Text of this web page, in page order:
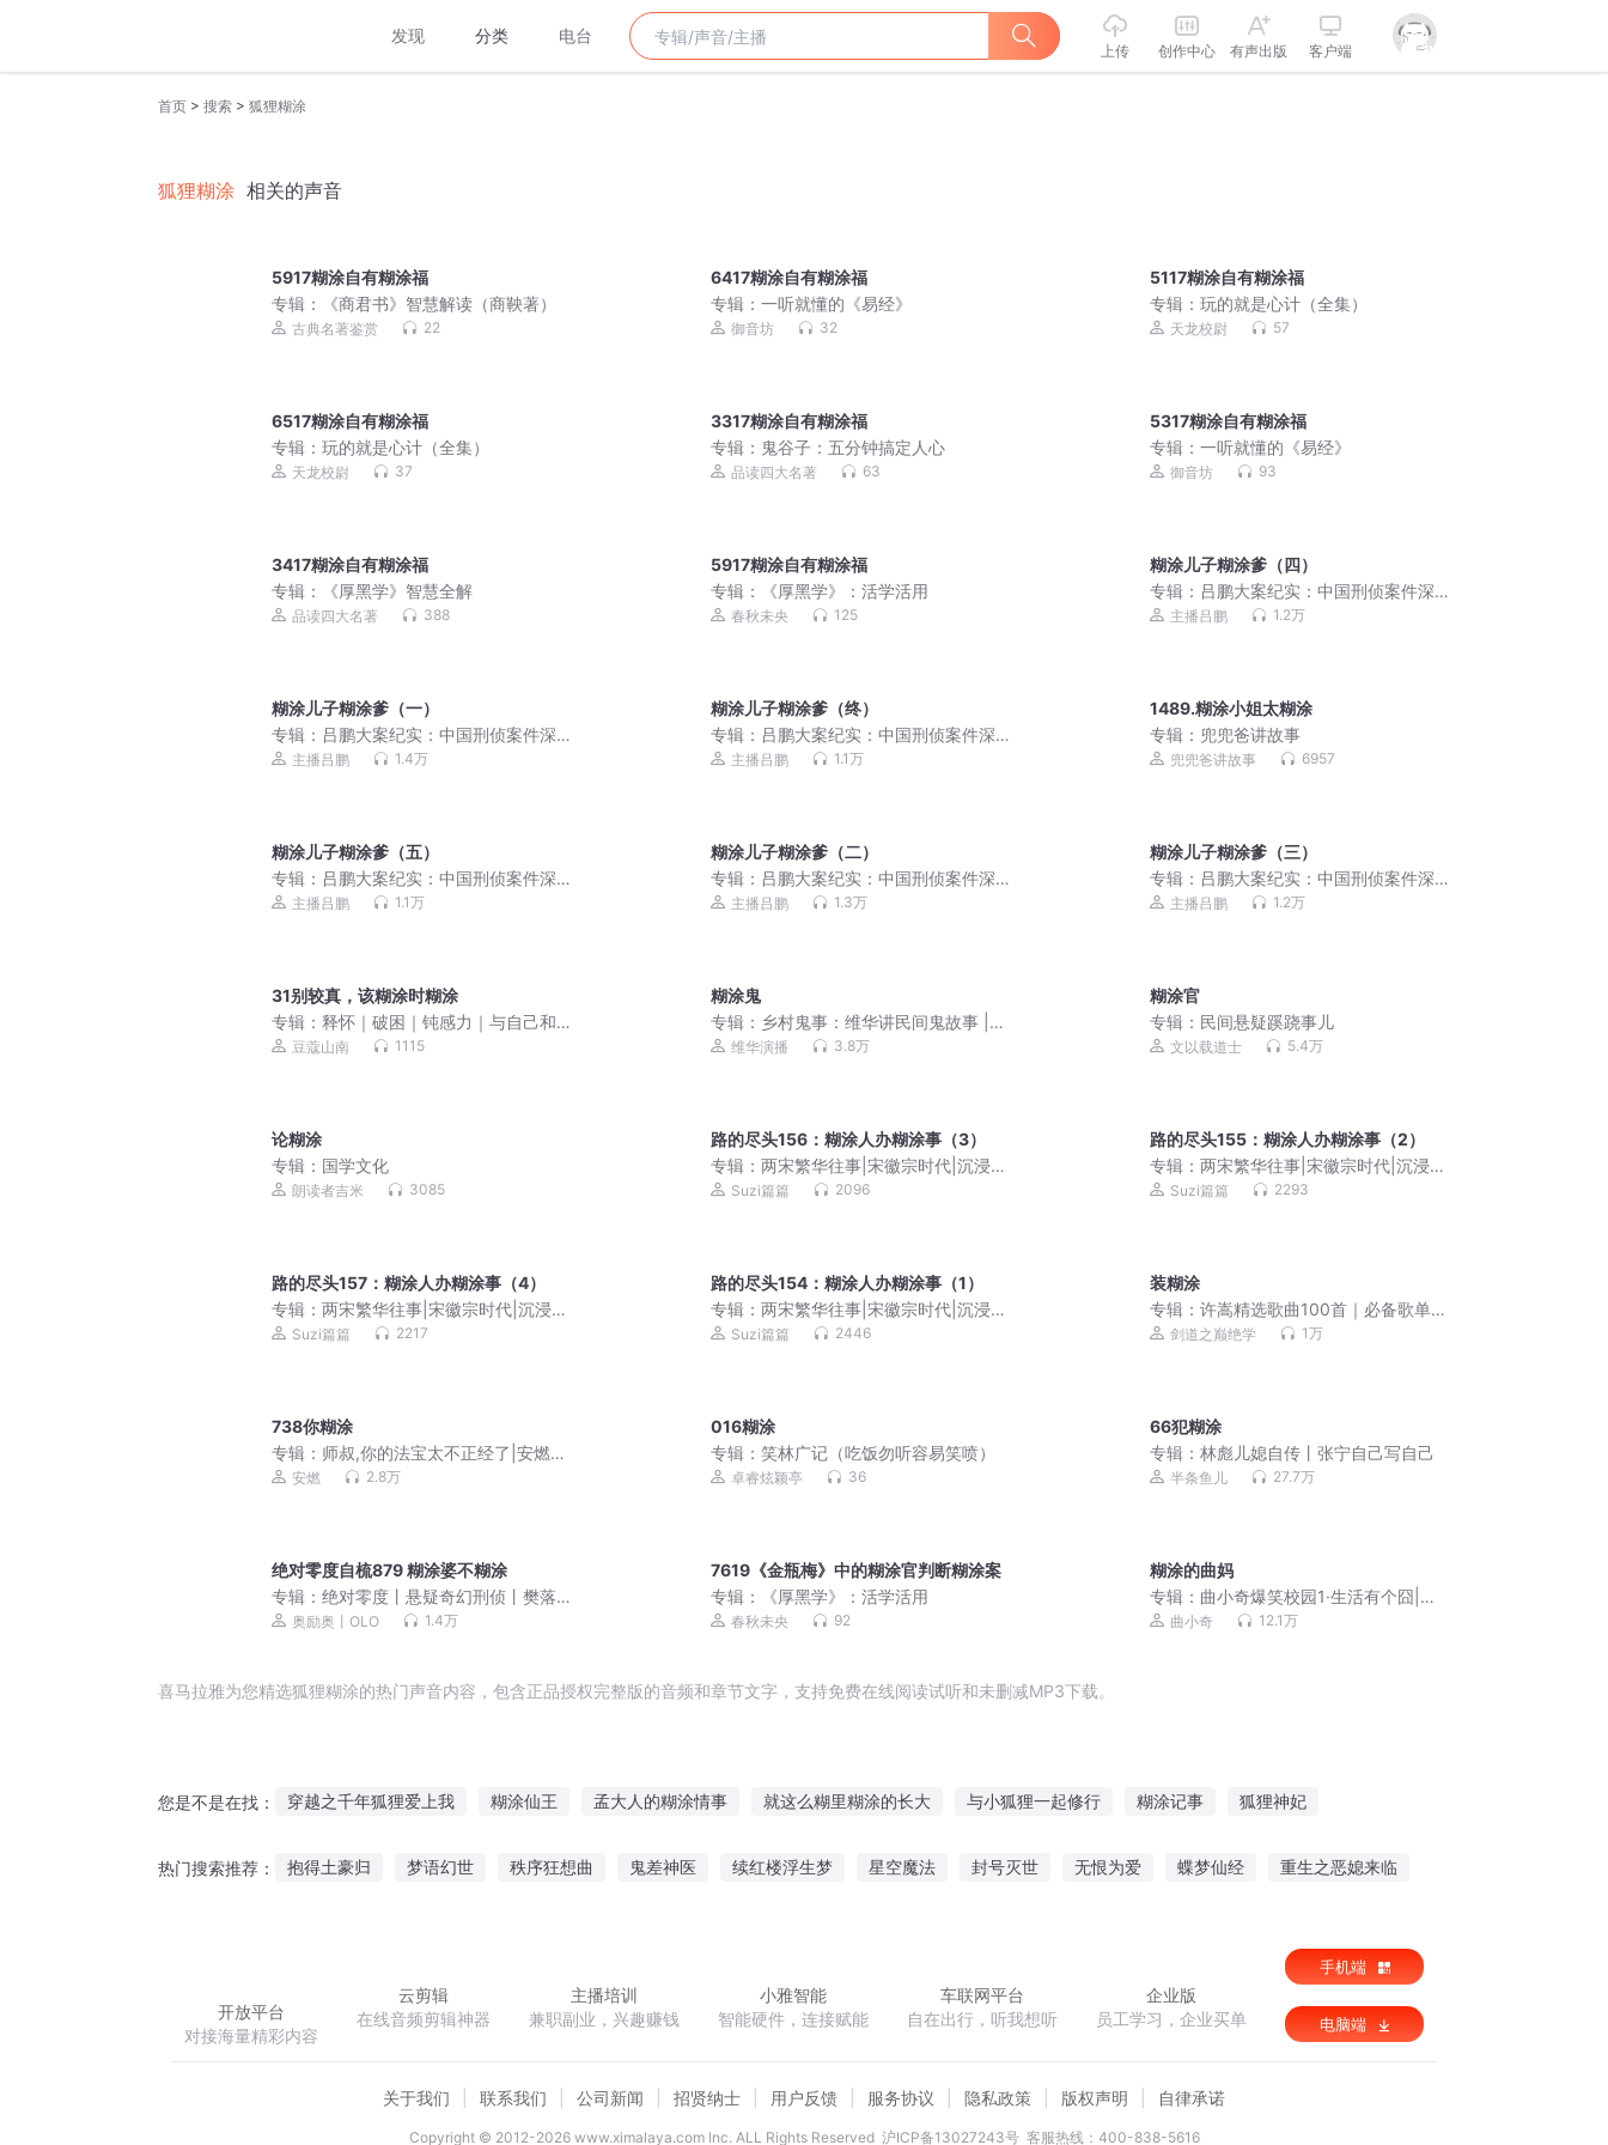
发现 分类 电台
上传 创作中心 有声出版 客户端
首页 > 搜索 > 狐狸糊涂
狐狸糊涂 相关的声音
5917糊涂自有糊涂福
专辑：
《商君书》智慧解读（商鞅著）
古典名著鉴赏 22
6417糊涂自有糊涂福
专辑：一听就懂的《易经》
御音坊 32
5117糊涂自有糊涂福
专辑：玩的就是心计（全集）
天龙校尉 57
6517糊涂自有糊涂福
专辑： 玩的就是心计（全集）
天龙校尉 37
3317糊涂自有糊涂福
专辑： 鬼谷子：五分钟搞定人心
品读四大名著 63
5317糊涂自有糊涂福
专辑：一听就懂的《易经》
御音坊 93
3417糊涂自有糊涂福
专辑：
《厚黑学》智慧全解
品读四大名著 388
5917糊涂自有糊涂福
专辑：
《厚黑学》：活学活用
春秋未央 125
糊涂儿子糊涂爹（四）
专辑： 吕鹏大案纪实：中国刑侦案件深
度解析
主播吕鹏 1.2万
糊涂儿子糊涂爹（一）
专辑： 吕鹏大案纪实：中国刑侦案件深
度解析主播吕鹏 1.4万
糊涂儿子糊涂爹（终）
专辑： 吕鹏大案纪实：中国刑侦案件深
度解析
主播吕鹏 1.1万
1489.糊涂小姐太糊涂
专辑： 兜兜爸讲故事
兜兜爸讲故事 6957
糊涂儿子糊涂爹（五）
专辑： 吕鹏大案纪实：中国刑侦案件深
度解析主播吕鹏 1.1万
糊涂儿子糊涂爹（二）
专辑： 吕鹏大案纪实：中国刑侦案件深
度解析
主播吕鹏 1.3万
糊涂儿子糊涂爹（三）
专辑： 吕鹏大案纪实：中国刑侦案件深
度解析
主播吕鹏 1.2万
31别较真，该糊涂时糊涂
专辑： 释怀｜破困｜钝感力｜与自己和
解｜告别自卑｜不敏感内耗
豆蔻山南 1115
糊涂鬼
专辑： 乡村鬼事：维华讲民间鬼故事 |
恐怖故事
维华演播 3.8万
糊涂官
专辑： 民间悬疑蹊跷事儿
文以载道士 5.4万
论糊涂
专辑： 国学文化
朗读者吉米 3085
路的尽头156：糊涂人办糊涂事（3）
专辑：两宋繁华往事|宋徽宗时代|沉浸式
读宋史
Suzi篇篇 2096
路的尽头155：糊涂人办糊涂事（2）
专辑：两宋繁华往事|宋徽宗时代|沉浸式
读宋史
Suzi篇篇 2293
路的尽头157：糊涂人办糊涂事（4）
专辑： 两宋繁华往事|宋徽宗时代|沉浸式
读宋史
Suzi篇篇 2217
路的尽头154：糊涂人办糊涂事（1）
专辑：两宋繁华往事|宋徽宗时代|沉浸式
读宋史
Suzi篇篇 2446
装糊涂
专辑：许嵩精选歌曲100首｜必备歌单
（超高清音质）
剑道之巅绝学 1万
738你糊涂
专辑： 师叔,你的法宝太不正经了|安燃穿
越爆笑修仙|法宝不正经VIP免费有声小
安燃 2.8万
016糊涂
专辑：笑林广记（吃饭勿听容易笑喷）
卓睿炫颖亭 36
66犯糊涂
专辑：林彪儿媳自传丨张宁自己写自己
半条鱼儿 27.7万
绝对零度自梳879 糊涂婆不糊涂
专辑： 绝对零度丨悬疑奇幻刑侦丨樊落
作品奥励奥丨OLO 1.4万
7619《金瓶梅》中的糊涂官判断糊涂案
专辑：
《厚黑学》：活学活用
春秋未央 92
糊涂的曲妈
专辑： 曲小奇爆笑校园1·生活有个囧|小
学生笑话|睡前故事
曲小奇 12.1万
喜马拉雅为您精选狐狸糊涂的热门声音内容，包含正品授权完整版的音频和章节文字，支持免费在线阅读试听和未删减MP3下载。
您是不是在找： 穿越之千年狐狸爱上我 糊涂仙王 孟大人的糊涂情事 就这么糊里糊涂的长大 与小狐狸一起修行 糊涂记事 狐狸神妃
热门搜索推荐： 抱得土豪归 梦语幻世 秩序狂想曲 鬼差神医 续红楼浮生梦 星空魔法 封号灭世 无恨为爱 蝶梦仙经 重生之恶媳来临
开放平台
对接海量精彩内容
云剪辑
在线音频剪辑神器
主播培训
兼职副业，兴趣赚钱
小雅智能
智能硬件，连接赋能
车联网平台
自在出行，听我想听
企业版
员工学习，企业买单
手机端
电脑端
关于我们 联系我们 公司新闻 招贤纳士 用户反馈 服务协议 隐私政策 版权声明 自律承诺
Copyright © 2012-2026www.ximalaya.com lnc. ALL Rights Reserved 沪ICP备13027243号 客服热线：400-838-5616